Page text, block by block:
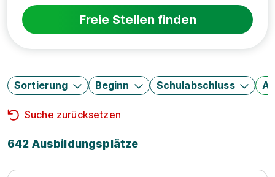
Freie Stellen finden
Sortierung Beginn Schulabschluss
Suche zurücksetzen
642 Ausbildungsplätze